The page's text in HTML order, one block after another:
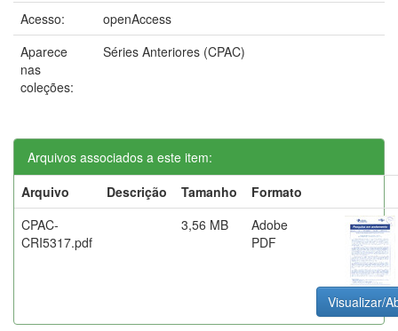
Acesso:
openAccess
Aparece
nas
coleções:
Séries Anteriores (CPAC)
Arquivos associados a este item:
Arquivo
Descrição Tamanho
Formato
CPAC-
CRI5317.pdf
3,56 MB
Adobe
PDF
Visualizar/